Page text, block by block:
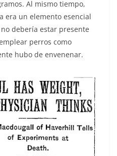
Al mismo tiempo,
era un elemento esencial
debería estar presente
perros como
hubo de envenenar.